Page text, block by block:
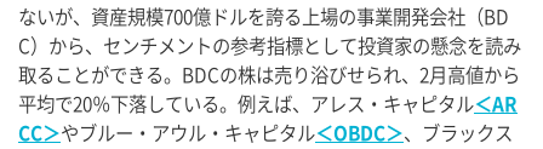
ないが、資産規模700億ドルを誇る上場の事業開発会社（BD
C）から、センチメントの参考指標として投資家の懸念を読み
取ることができる。BDCの株は売り浴びせられ、2月高値から
平均で20％下落している。例えば、アレス・キャピタル＜AR
CC＞やブルー・アウル・キャピタル＜OBDC＞、ブラックス